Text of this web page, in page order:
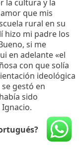
la cultura y la
que mis
rural en su
hizo mi padre los
si me
en adelante «el
con que solía
ideológica
gestó en
sido
Ignacio.